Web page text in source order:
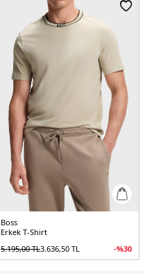
Boss
Erkek T-Shirt
5.195,00TL3.636,50 TL -%30